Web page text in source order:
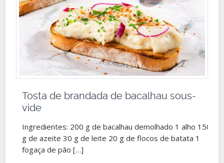
Tosta de brandada de bacalhau sous-
vide
Ingredientes: 200 g de bacalhau demolhado 1 alho 150
g de azeite 30 g de leite 20 g de flocos de batata 1
fogaça de pão […]